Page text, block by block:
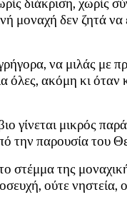
μοναχή δεν ζητά να
να μιλάς με
όλες, ακόμη κι όταν
γίνεται μικρός
την παρουσία του
στέμμα της
ούτε νηστεία,